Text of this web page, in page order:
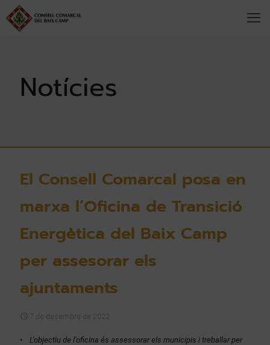
El Consell Comarcal posa en
marxa l’Oficina de Transició
Energètica del Baix Camp
per assesorar els
ajuntaments
7 de desembre de 2022
• L'objectiu de l'oficina és assessorar els municipis i treballar per